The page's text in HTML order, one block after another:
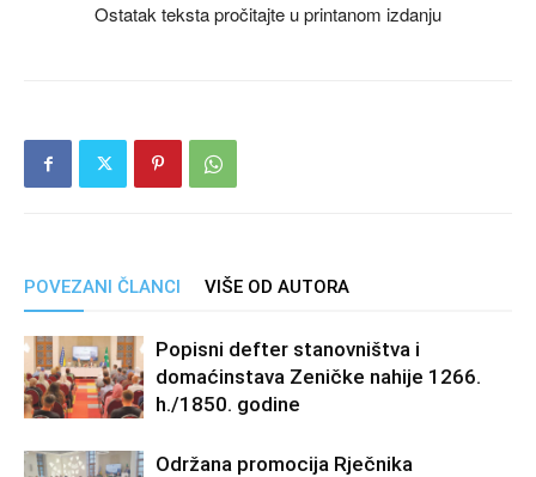
Ostatak teksta pročitajte u printanom izdanju
POVEZANI ČLANCI VIŠE OD AUTORA
Popisni defter stanovništva i
domaćinstava Zeničke nahije 1266.
h./1850. godine
Održana promocija Rječnika